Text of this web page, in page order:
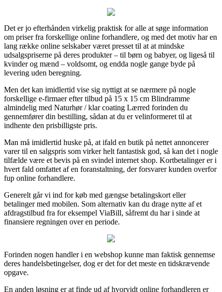
Det er jo efterhånden virkelig praktisk for alle at søge information
om priser fra forskellige online forhandlere, og med det motiv har en
lang række online selskaber været presset til at at mindske
udsalgspriserne på deres produkter – til børn og babyer, og ligeså til
kvinder og mænd – voldsomt, og endda nogle gange byde på
levering uden beregning.
Men det kan imidlertid vise sig nyttigt at se nærmere på nogle
forskellige e-firmaer efter tilbud på 15 x 15 cm Blindramme
almindelig med Naturhør / klar coating Lærred forinden du
gennemfører din bestilling, sådan at du er velinformeret til at
indhente den prisbilligste pris.
Man må imidlertid huske på, at ifald en butik på nettet annoncerer
varer til en salgspris som virker helt fantastisk god, så kan det i nogle
tilfælde være et bevis på en svindel internet shop. Kortbetalinger er i
hvert fald omfattet af en foranstaltning, der forsvarer kunden overfor
fup online forhandlere.
Generelt går vi ind for køb med gængse betalingskort eller
betalinger med mobilen. Som alternativ kan du drage nytte af et
afdragstilbud fra for eksempel ViaBill, såfremt du har i sinde at
finansiere regningen over en periode.
Forinden nogen handler i en webshop kunne man faktisk gennemse
deres handelsbetingelser, dog er det for det meste en tidskrævende
opgave.
En anden løsning er at finde ud af hvorvidt online forhandleren er